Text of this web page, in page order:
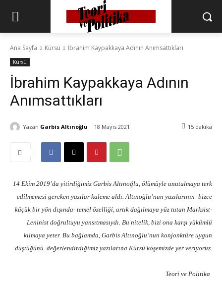
Ana Sayfa Kürsü İbrahim Kaypakkaya Adının Anımsattıkları
Kürsü
İbrahim Kaypakkaya Adının
Anımsattıkları
Yazan Garbis Altınoğlu 18 Mayıs 2021 15 dakika
14 Ekim 2019’da yitirdiğimiz Garbis Altınoğlu, ölümüyle unutulmaya terk
edilmemesi gereken yazılar kaleme aldı. Altınoğlu’nun yazılarının -bizce
küçük bir yön dışında- temel özelliği, artık dağılmaya yüz tutan Marksist-
Leninist doğrultuyu yansıtmasıydı. Bu nitelik, bizi ona karşı yükümlü
kılmaya yeter. Bu bağlamda, Garbis Altınoğlu’nun konjonktüre uygun
düştüğünü değerlendirdiğimiz yazılarına Kürsü köşemizde yer veriyoruz.
Teori ve Politika